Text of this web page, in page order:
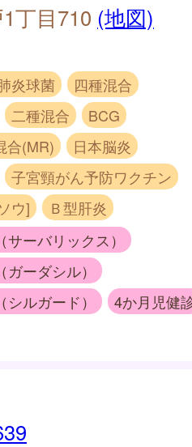
丁目710 (地図)
炎球菌
四種混合
二種混合
BCG
合(MR)
日本脳炎
子宮頸がん予防ワクチン
ウ]
Ｂ型肝炎
ーバリックス）
ーダシル）
ルガード）
4か月児健